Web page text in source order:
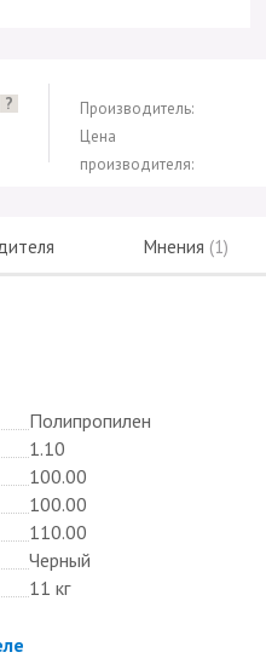
? Производитель:
Цена
производителя:
Мнения (1)
Полипропилен
1.10
100.00
100.00
110.00
Черный
11 кг